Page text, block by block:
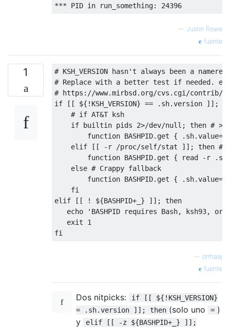
*** PID in run_something: 24396
— Justin Rowe
fuente
1
# KSH_VERSION hasn't always been a
# Replace with a better test if needed.
# https://www.mirbsd.org/cvs.cgi/contrib/
if
[[ ${! KSH_VERSION} == . sh.version ]];
# if AT&T ksh
if builtin pids 2>/dev/null ; then # >=
function BASHPID. get { . sh.value=
elif
[[ - r /proc/self/stat ]]; then #
function BASHPID. get { read - r . sh
else # Crappy fallback
function BASHPID. get { . sh.value=
fi
elif
[[ ! ${BASHPID+ } ]];
then
   echo
'BASHPID requires Bash, ksh93, or
   exit
1
fi
ormaaj
fuente
Dos nitpicks:
if [[ ${!KSH_VERSION}
= .sh.version ]]; then (solo uno = )
y
elif [[ -z ${BASHPID+_} ]];